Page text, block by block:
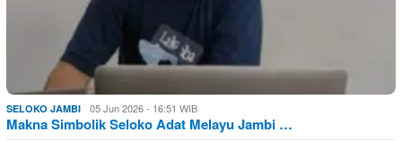
SELOKO JAMBI 05 Jun 2026 - 16:51 WIB
Makna Simbolik Seloko Adat Melayu Jambi …